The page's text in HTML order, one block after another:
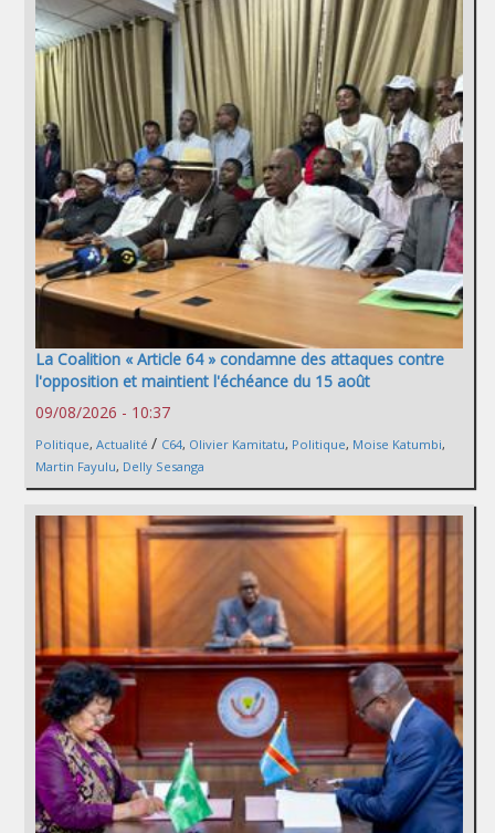
La Coalition « Article 64 » condamne des attaques contre
l'opposition et maintient l'échéance du 15 août
09/08/2026 - 10:37
Politique, Actualité / C64, Olivier Kamitatu, Politique, Moise Katumbi,
Martin Fayulu, Delly Sesanga